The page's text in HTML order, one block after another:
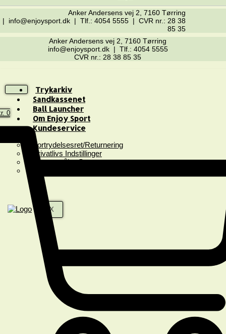
Anker Andersens vej 2, 7160 Tørring
| info@enjoysport.dk | Tlf.: 4054 5555 | CVR nr.: 28 38
85 35
Anker Andersens vej 2, 7160 Tørring
info@enjoysport.dk | Tlf.: 4054 5555
CVR nr.: 28 38 85 35
Trykarkiv
Sandkassenet
Ball Launcher
Om Enjoy Sport
Kundeservice
Fortrydelsesret/Returnering
Privatlivs Indstillinger
Spørgsmål & Svar
X
0